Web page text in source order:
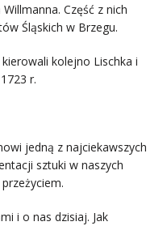
Część z nich
Śląskich w Brzegu.
kolejno Lischka i
r.
jedną z najciekawszych
sztuki w naszych
i o nas dzisiaj. Jak